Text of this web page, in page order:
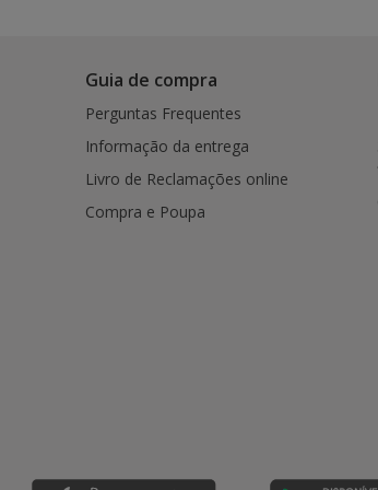
Guia de compra
Perguntas Frequentes
Informação da entrega
Livro de Reclamações online
Compra e Poupa